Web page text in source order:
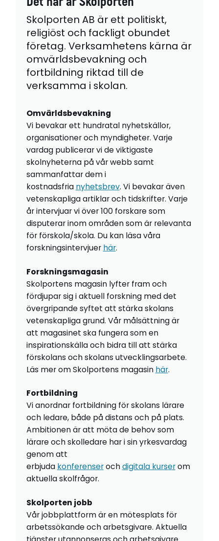
Skolporten AB är ett politiskt,
religiöst och fackligt obundet
företag. Verksamhetens kärna är
omvärldsbevakning och
fortbildning riktad till de
verksamma i skolan.
Omvärldsbevakning
Vi bevakar ett hundratal nyhetskällor,
organisationer och myndigheter. Varje
vardag publicerar vi de viktigaste
skolnyheterna på vår webb samt
sammanfattar dem i
kostnadsfria nyhetsbrev. Vi bevakar även
vetenskapliga artiklar och tidskrifter. Varje
år intervjuar vi över 100 forskare som
disputerar inom områden som är relevanta
för förskola/skola. Du kan läsa våra
forskningsintervjuer här.
Forskningsmagasin
Skolportens magasin lyfter fram och
fördjupar sig i aktuell forskning med det
övergripande syftet att stärka skolans
vetenskapliga grund. Vår målsättning är
att magasinet ska fungera som en
inspirationskälla och bidra till att stärka
förskolans och skolans utvecklingsarbete.
Läs mer om Skolportens magasin här.
Fortbildning
Vi anordnar fortbildning för skolans lärare
och ledare, både på distans och på plats.
Ambitionen är att möta de behov som
lärare och skolledare har i sin yrkesvardag
genom att
erbjuda konferenserochdigitala kurserom
aktuella skolfrågor.
Skolporten jobb
Vår jobbplattform är en mötesplats för
arbetssökande och arbetsgivare. Aktuella